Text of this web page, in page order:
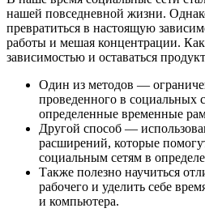
нашей повседневной жизни.
превратиться в настоящую
работы и мешая концентрации. Как
зависимостью и оставаться
Один из методов —
проведенного в социальных
определенные временные
Другой способ —
расширений, которые
социальным сетям в
Также полезно научиться
рабочего и уделить себе
и компьютера.